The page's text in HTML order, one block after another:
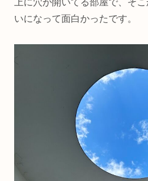
上に穴が開いてる部屋で、そ
いになって面白かったです。